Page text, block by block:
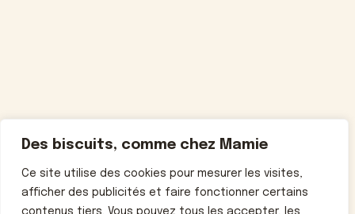
Des biscuits, comme chez Mamie
Ce site utilise des cookies pour mesurer les visites,
afficher des publicités et faire fonctionner certains
contenus tiers. Vous pouvez tous les accepter, les